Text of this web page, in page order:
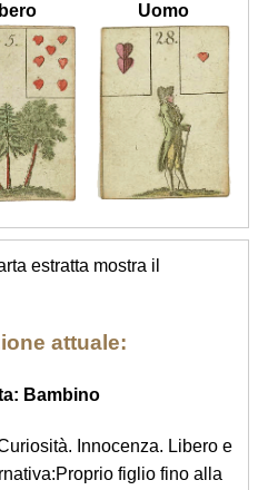
Uomo
estratta mostra il
attuale:
Bambino
Innocenza. Libero e
figlio fino alla